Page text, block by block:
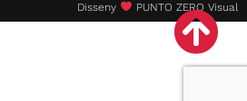
Disseny PUNTO ZERO Visual